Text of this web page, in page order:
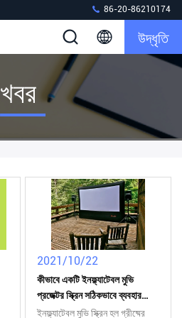
86-20-86210174
উদ্ধৃতি
খবর
2021/10/22
কীভাবে একটি ইনফ্ল্যাটেবল মুভি
প্রজেক্টর স্ক্রিন সঠিকভাবে ব্যবহার
করবেন
ইনফ্ল্যাটেবল মুভি স্ক্রিন হল গ্রীষ্মের